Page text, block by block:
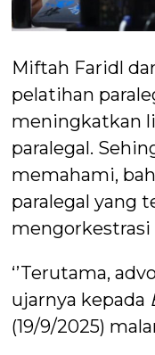
Miftah Faridl
pelatihan
meningkatkan
paralegal.
memahami,
paralegal yang
mengorkestrasi
‘’Terutama,
ujarnya kepada
(19/9/2025)